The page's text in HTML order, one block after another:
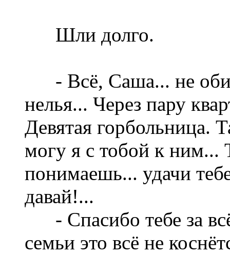
Шли долго.
- Всё, Саша... не
нелья... Через пару
Девятая горбольница.
могу я с тобой к
понимаешь... удачи
давай!...
- Спасибо тебе за
семьи это всё не